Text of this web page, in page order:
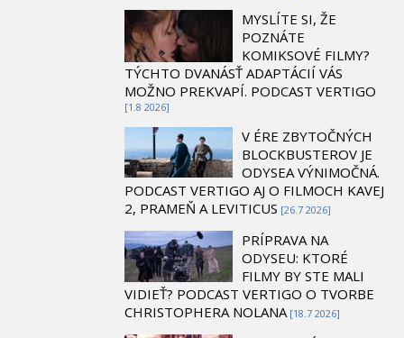
MYSLÍTE SI, ŽE
POZNÁTE
KOMIKSOVÉ FILMY?
TÝCHTO DVANÁSŤ ADAPTÁCIÍ VÁS
MOŽNO PREKVAPÍ. PODCAST VERTIGO
[1.8 2026]
V ÉRE ZBYTOČNÝCH
BLOCKBUSTEROV JE
ODYSEA VÝNIMOČNÁ.
PODCAST VERTIGO AJ O FILMOCH KAVEJ
2, PRAMEŇ A LEVITICUS [26.7 2026]
PRÍPRAVA NA
ODYSEU: KTORÉ
FILMY BY STE MALI
VIDIEŤ? PODCAST VERTIGO O TVORBE
CHRISTOPHERA NOLANA [18.7 2026]